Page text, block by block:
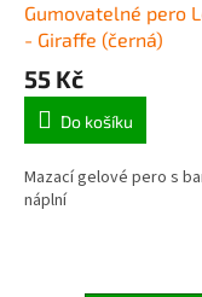
Gumovatelné pero
- Giraffe (černá)
55 Kč
Do košíku
Mazací gelové pero s
náplní